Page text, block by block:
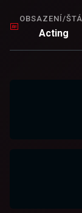
OBSAZENÍ/
Acting